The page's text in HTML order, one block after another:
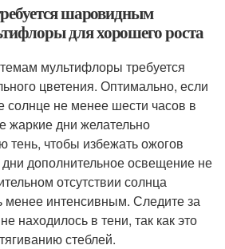
шаровидным
для хорошего роста
мультифлоры требуется
цветения. Оптимально, если
солнце не менее шести часов в
жаркие дни желательно
тень, чтобы избежать ожогов
дополнительное освещение не
отсутствии солнца
менее интенсивным. Следите за
находилось в тени, так как это
стеблей.